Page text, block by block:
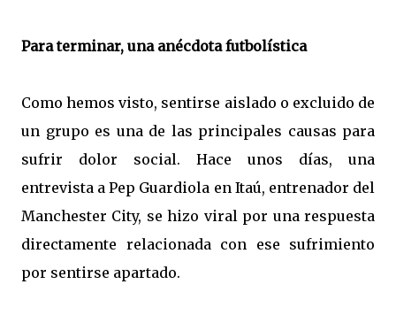
Para terminar, una anécdota futbolística
Como hemos visto, sentirse aislado o excluido de
un grupo es una de las principales causas para
sufrir dolor social. Hace unos días, una
entrevista a Pep Guardiola en Itaú, entrenador del
Manchester City, se hizo viral por una respuesta
directamente relacionada con ese sufrimiento
por sentirse apartado.